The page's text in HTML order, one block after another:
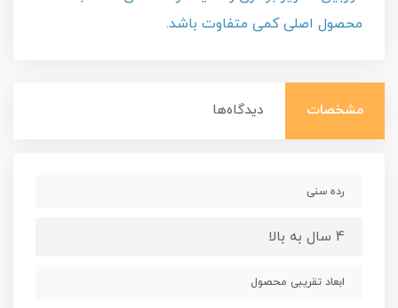
محصول اصلی کمی متفاوت باشد.
مشخصات دیدگاه‌ها
رده سنی
4 سال به بالا
ابعاد تقریبی محصول